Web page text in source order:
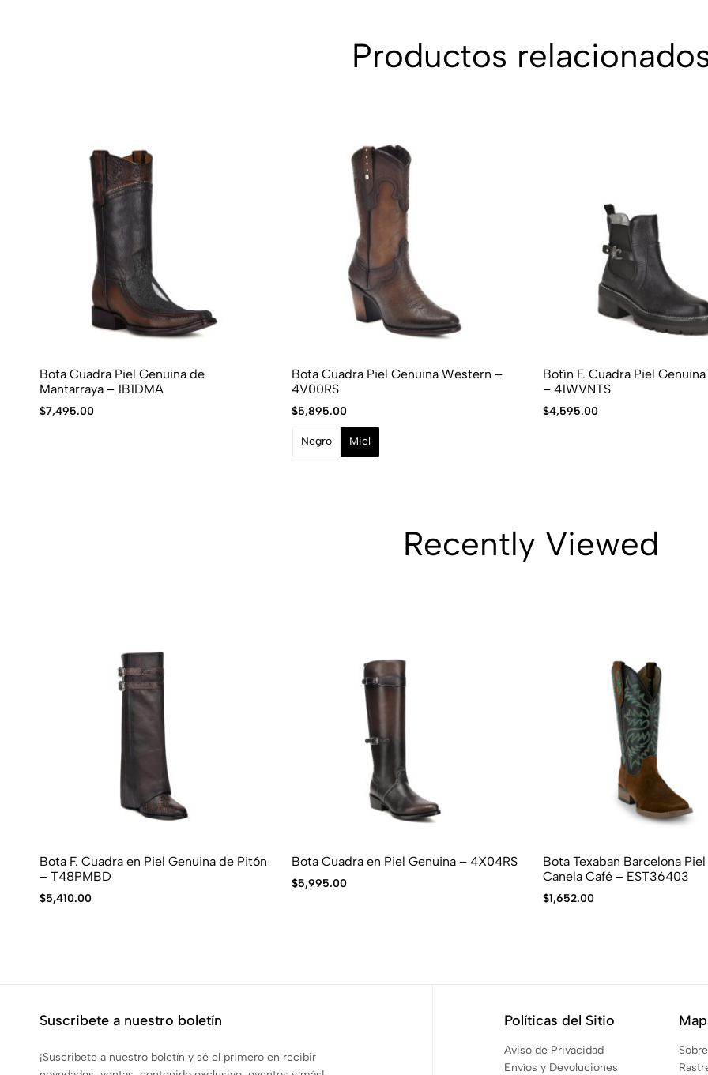
Productos
Bota Cuadra Piel Genuina de
Mantarraya – 1B1DMA
$7,495.00
Bota Cuadra Piel Genuina Western –
4V00RS
$5,895.00
Negro Miel
Botín F. Cuadra Piel
– 41WVNTS
$4,595.00
Recently Viewed
Bota F. Cuadra en Piel Genuina de Pitón
– T48PMBD
$5,410.00
Bota Cuadra en Piel Genuina – 4X04RS
$5,995.00
Bota Texaban Barcelona
Canela Café – EST36403
$1,652.00
Suscribete a nuestro boletín
¡Suscribete a nuestro boletín y sé el primero en recibir
Políticas del Sitio
Aviso de Privacidad
Envíos y Devoluciones